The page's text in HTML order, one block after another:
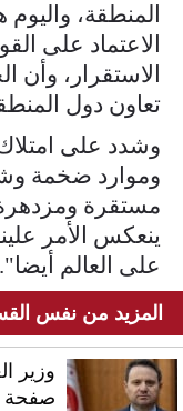
المنطقة،
الاعتماد على
الاستقرار،
تعاون دول
وشدد على
وموارد ضخمة
مستقرة
ينعكس الأمر
على العالم أيضا".
المزيد من نفس
وزير
صفحة